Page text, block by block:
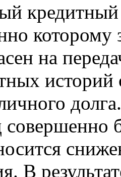
кредитный
на
историй
совершенно
В